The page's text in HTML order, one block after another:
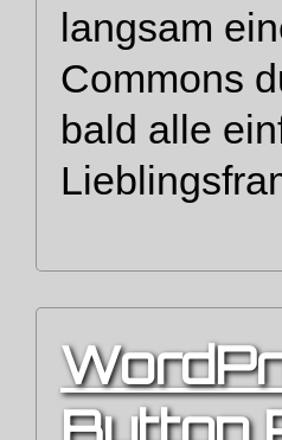
langsam
Commons
bald alle